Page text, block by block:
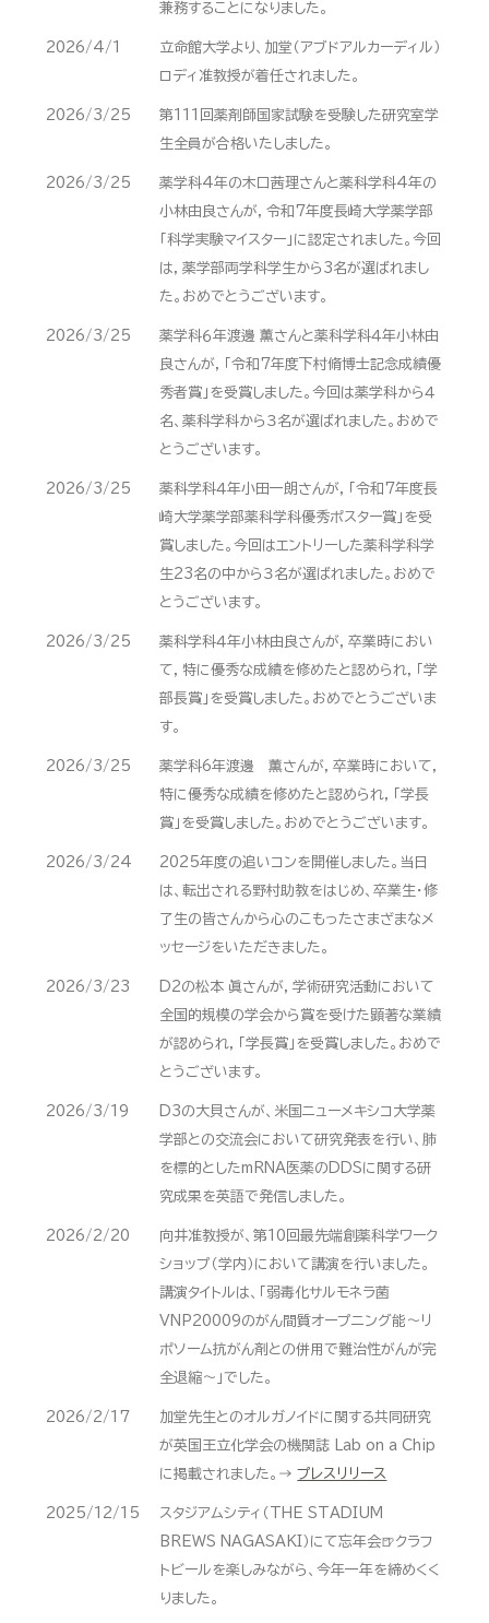
兼務することになりました。
2026/4/1
立命館大学より、加堂（アブドアルカーディル）
ロディ准教授が着任されました。
2026/3/25
第111回薬剤師国家試験を受験した研究室学
生全員が合格いたしました。
2026/3/25
薬学科4年の木口茜理さんと薬科学科4年の
小林由良さんが，令和7年度長崎大学薬学部
「科学実験マイスター」に認定されました。今回
は，薬学部両学科学生から3名が選ばれまし
た。おめでとうございます。
2026/3/25
薬学科６年渡邊 薫さんと薬科学科４年小林由
良さんが，「令和7年度下村脩博士記念成績優
秀者賞」を受賞しました。今回は薬学科から４
名、薬科学科から３名が選ばれました。おめで
とうございます。
2026/3/25
薬科学科４年小田一朗さんが，「令和7年度長
崎大学薬学部薬科学科優秀ポスター賞」を受
賞しました。今回はエントリーした薬科学科学
生23名の中から３名が選ばれました。おめで
とうございます。
2026/3/25
薬科学科４年小林由良さんが，卒業時におい
て，特に優秀な成績を修めたと認められ，「学
部長賞」を受賞しました。おめでとうございま
す。
2026/3/25
薬学科6年渡邊 薫さんが，卒業時において，
特に優秀な成績を修めたと認められ，「学長
賞」を受賞しました。おめでとうございます。
2026/3/24
2025年度の追いコンを開催しました。当日
は、転出される野村助教をはじめ、卒業生・修
了生の皆さんから心のこもったさまざまなメ
ッセージをいただきました。
2026/3/23
D2の松本 眞さんが，学術研究活動において
全国的規模の学会から賞を受けた顕著な業績
が認められ，「学長賞」を受賞しました。おめで
とうございます。
2026/3/19
D3の大貝さんが、米国ニューメキシコ大学薬
学部との交流会において研究発表を行い、肺
を標的としたmRNA医薬のDDSに関する研
究成果を英語で発信しました。
2026/2/20
向井准教授が、第10回最先端創薬科学ワーク
ショップ（学内）において講演を行いました。
講演タイトルは、「弱毒化サルモネラ菌
VNP20009のがん間質オープニング能～リ
ポソーム抗がん剤との併用で難治性がんが完
全退縮～」でした。
2026/2/17
加堂先生とのオルガノイドに関する共同研究
が英国王立化学会の機関誌 Lab on a Chip
に掲載されました。→プレスリリース
2025/12/15
スタジアムシティ（THE STADIUM
BREWS NAGASAKI）にて忘年会🍺クラフ
トビールを楽しみながら、今年一年を締めくく
りました。